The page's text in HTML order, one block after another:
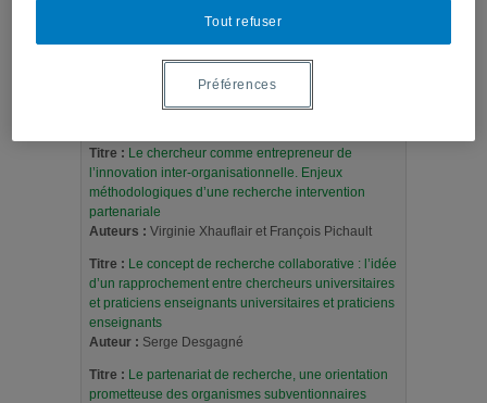
Titre : L'approche collaborative de recherche en
éducation: un rapport nouveau à établir entre
recherche et formation
Titre : Le chercheur comme entrepreneur de
l’innovation inter-organisationnelle. Enjeux
méthodologiques d’une recherche intervention
partenariale
Auteurs : Virginie Xhauflair et François Pichault
Titre : Le concept de recherche collaborative : l’idée
d’un rapprochement entre chercheurs universitaires
et praticiens enseignants universitaires et praticiens
enseignants
Auteur : Serge Desgagné
Titre : Le partenariat de recherche, une orientation
prometteuse des organismes subventionnaires
Tout refuser
Préférences